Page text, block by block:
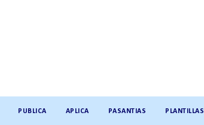
PUBLICA APLICA PASANTIAS PLANTILLAS